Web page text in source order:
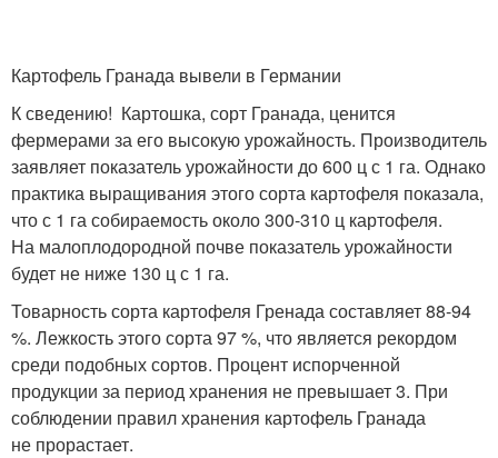
Картофель Гранада вывели в Германии
К сведению! Картошка, сорт Гранада, ценится
фермерами за его высокую урожайность. Производитель
заявляет показатель урожайности до 600 ц с 1 га. Однако
практика выращивания этого сорта картофеля показала,
что с 1 га собираемость около 300-310 ц картофеля.
На малоплодородной почве показатель урожайности
будет не ниже 130 ц с 1 га.
Товарность сорта картофеля Гренада составляет 88-94
%. Лежкость этого сорта 97 %, что является рекордом
среди подобных сортов. Процент испорченной
продукции за период хранения не превышает 3. При
соблюдении правил хранения картофель Гранада
не прорастает.